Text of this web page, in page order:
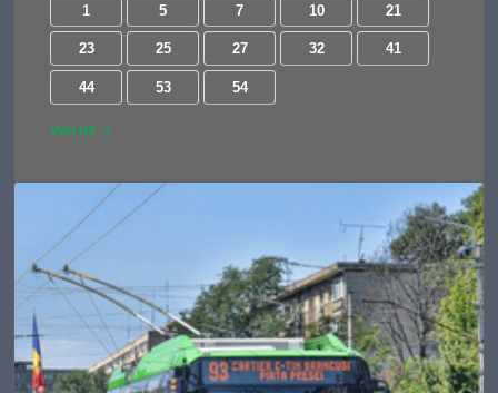
1 5 7 10 21
23 25 27 32 41
44 53 54
Vezi tot